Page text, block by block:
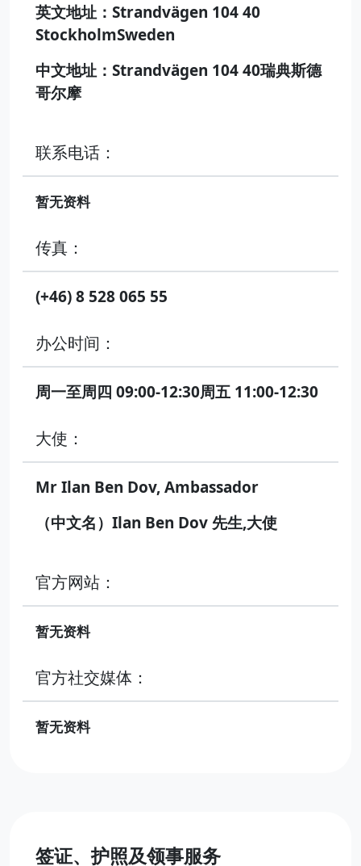
英文地址：Strandvägen 104 40
StockholmSweden
中文地址：Strandvägen 104 40瑞典斯德
哥尔摩
联系电话：
暂无资料
传真：
(+46) 8 528 065 55
办公时间：
周一至周四 09:00-12:30周五 11:00-12:30
大使：
Mr Ilan Ben Dov, Ambassador
（中文名）Ilan Ben Dov 先生,大使
官方网站：
暂无资料
官方社交媒体：
暂无资料
签证、护照及领事服务